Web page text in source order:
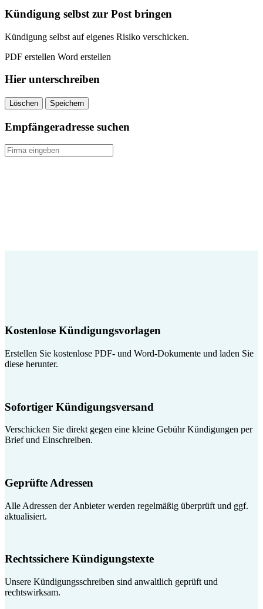
quantity
Kündigung selbst zur Post bringen
Kündigung selbst auf eigenes Risiko verschicken.
PDF erstellen Word erstellen
Hier unterschreiben
Löschen Speichern
Empfängeradresse suchen
Kostenlose Kündigungsvorlagen
Erstellen Sie kostenlose PDF- und Word-Dokumente und laden Sie
diese herunter.
Sofortiger Kündigungsversand
Verschicken Sie direkt gegen eine kleine Gebühr Kündigungen per
Brief und Einschreiben.
Geprüfte Adressen
Alle Adressen der Anbieter werden regelmäßig überprüft und ggf.
aktualisiert.
Rechtssichere Kündigungstexte
Unsere Kündigungsschreiben sind anwaltlich geprüft und
rechtswirksam.